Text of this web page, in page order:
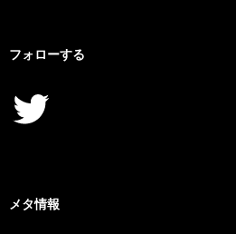
フォローする
Twitter
メタ情報